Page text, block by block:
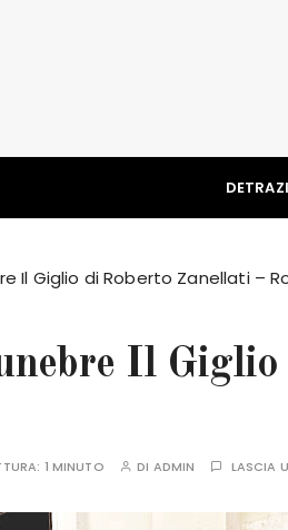
Il Giglio di Roberto Zanellati –
Il
1 MINUTO DI ADMIN LASCIA